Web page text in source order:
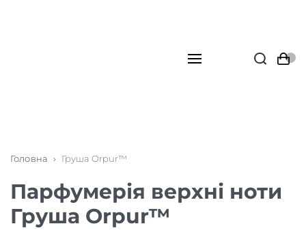
Головна › Груша Orpur™
Парфумерія верхні ноти
Груша Orpur™